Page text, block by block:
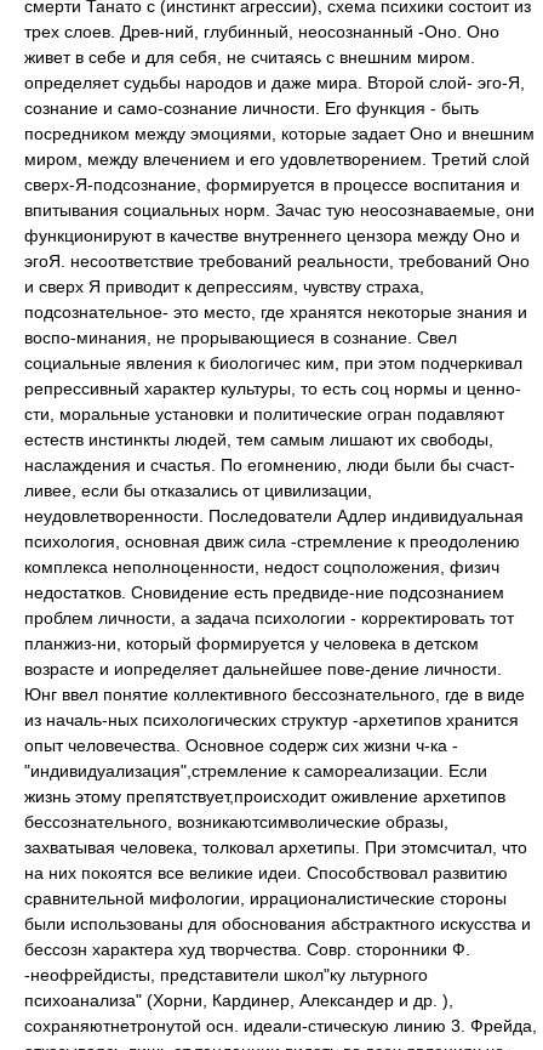
смерти Танато с (инстинкт агрессии), схема психики состоит из
трех слоев. Древ-ний, глубинный, неосознанный -Оно. Оно
живет в себе и для себя, не считаясь с внешним миром.
определяет судьбы народов и даже мира. Второй слой- эго-Я,
сознание и само-сознание личности. Его функция - быть
посредником между эмоциями, которые задает Оно и внешним
миром, между влечением и его удовлетворением. Третий слой
сверх-Я-подсознание, формируется в процессе воспитания и
впитывания социальных норм. Зачас тую неосознаваемые, они
функционируют в качестве внутреннего цензора между Оно и
эгоЯ. несоответствие требований реальности, требований Оно
и сверх Я приводит к депрессиям, чувству страха,
подсознательное- это место, где хранятся некоторые знания и
воспо-минания, не прорывающиеся в сознание. Свел
социальные явления к биологичес ким, при этом подчеркивал
репрессивный характер культуры, то есть соц нормы и ценно-
сти, моральные установки и политические огран подавляют
естеств инстинкты людей, тем самым лишают их свободы,
наслаждения и счастья. По егомнению, люди были бы счаст-
ливее, если бы отказались от цивилизации,
неудовлетворенности. Последователи Адлер индивидуальная
психология, основная движ сила -стремление к преодолению
комплекса неполноценности, недост соцположения, физич
недостатков. Сновидение есть предвиде-ние подсознанием
проблем личности, а задача психологии - корректировать тот
планжиз-ни, который формируется у человека в детском
возрасте и иопределяет дальнейшее пове-дение личности.
Юнг ввел понятие коллективного бессознательного, где в виде
из началь-ных психологических структур -архетипов хранится
опыт человечества. Основное содерж сих жизни ч-ка -
"индивидуализация",стремление к самореализации. Если
жизнь этому препятствует,происходит оживление архетипов
бессознательного, возникаютсимволические образы,
захватывая человека, толковал архетипы. При этомсчитал, что
на них покоятся все великие идеи. Способствовал развитию
сравнительной мифологии, иррационалистические стороны
были использованы для обоснования абстрактного искусства и
бессозн характера худ творчества. Совр. сторонники Ф.
-неофрейдисты, представители школ"ку льтурного
психоанализа" (Хорни, Кардинер, Александер и др. ),
сохраняютнетронутой осн. идеали-стическую линию 3. Фрейда,